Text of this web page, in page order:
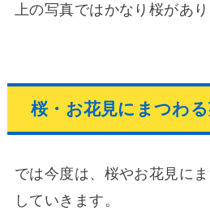
上の写真ではかなり桜があり
桜・お花見にまつわ
では今度は、桜やお花見に
していきます。